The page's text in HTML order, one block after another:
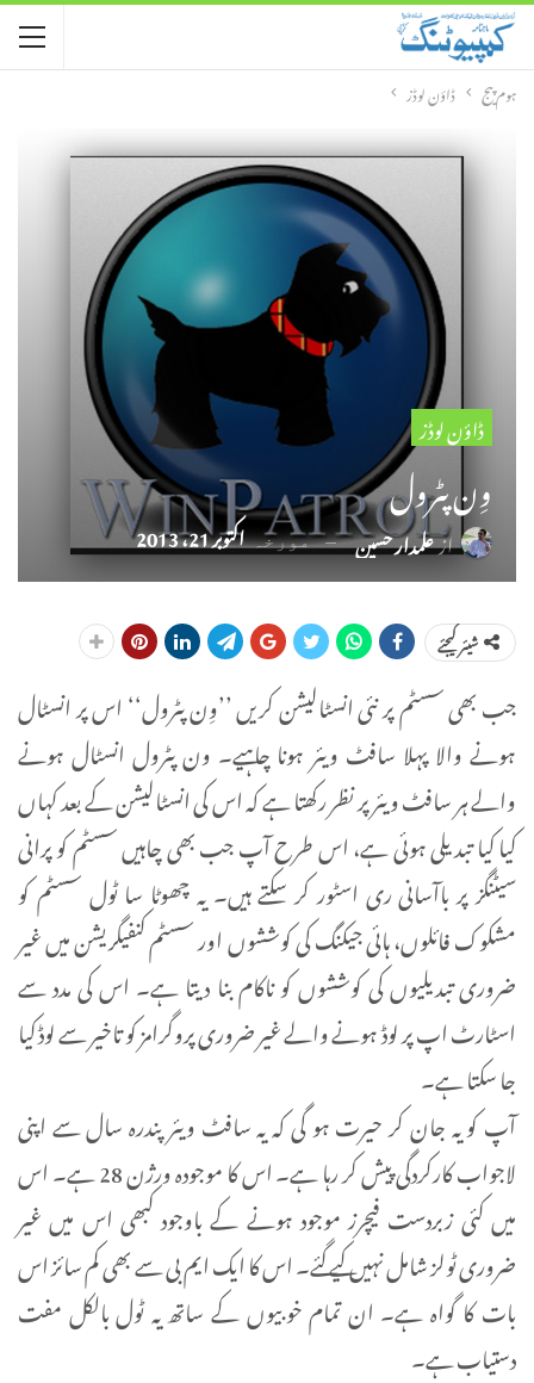
ہوم پیج ڈاؤن لوڈز
ڈاؤن لوڈز
وِن پٹرول
ازعلمدار حسین مورخہاکتوبر 21، 2013
شیئر کیجئے
جب بھی سسٹم پر نئی انسٹالیشن کریں ’’وِن پٹرول‘‘ اس پر انسٹال
ہونے والا پہلا سافٹ ویئر ہونا چاہیے۔ ون پٹرول انسٹال ہونے
والے ہر سافٹ ویئر پر نظر رکھتا ہے کہ اس کی انسٹالیشن کے بعد کہاں
کیا کیا تبدیلی ہوئی ہے، اس طرح آپ جب بھی چاہیں سسٹم کو پرانی
سیٹنگز پر باآسانی ری اسٹور کر سکتے ہیں۔ یہ چھوٹا سا ٹول سسٹم کو
مشکوک فائلوں، ہائی جیکنگ کی کوششوں اور سسٹم کنفیگریشن میں غیر
ضروری تبدیلیوں کی کوششوں کو ناکام بنا دیتا ہے۔ اس کی مدد سے
اسٹارٹ اپ پر لوڈ ہونے والے غیر ضروری پروگرامز کو تاخیر سے لوڈ کیا
جا سکتا ہے۔
آپ کو یہ جان کر حیرت ہو گی کہ یہ سافٹ ویئر پندرہ سال سے اپنی
لاجواب کارکردگی پیش کر رہا ہے۔ اس کا موجودہ ورژن 28 ہے۔ اس
میں کئی زبردست فیچرز موجود ہونے کے باوجود کبھی اس میں غیر
ضروری ٹولز شامل نہیں کیے گئے۔ اس کا ایک ایم بی سے بھی کم سائز اس
بات کا گواہ ہے۔ ان تمام خوبیوں کے ساتھ یہ ٹول بالکل مفت
دستیاب ہے۔